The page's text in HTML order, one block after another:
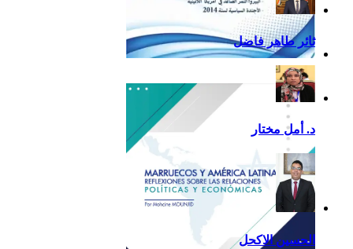
تقرير أمريكا اللاتينية لسنة
2013
ثائر طاهر فاضل
د. أمل مختار
الحسين الاكحل